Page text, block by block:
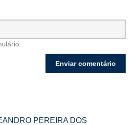
PEREIRA DOS